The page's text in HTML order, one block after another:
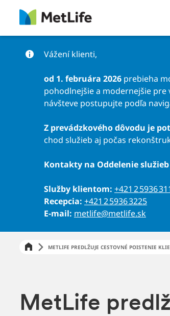
Preskočiť na obsah
Vážení klienti,
od 1. februára 2026 prebieha
pohodlnejšie a modernejšie pre
návšteve postupujte podľa
Z prevádzkového dôvodu je
chod služieb aj počas
Kontakty na Oddelenie
Služby klientom: +421 2 5936
Recepcia: +421 2 5936 3225
E-mail: metlife@metlife.sk
METLIFE PREDLŽUJE CESTOVNÉ POISTENIE
MetLife